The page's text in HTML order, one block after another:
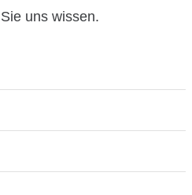
uns wissen.